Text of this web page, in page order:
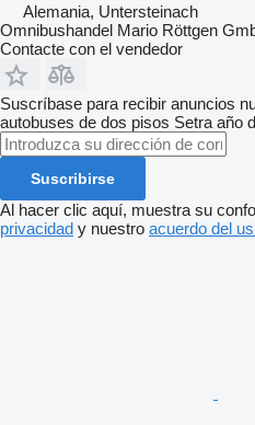
Alemania, Untersteinach
Omnibushandel Mario Röttgen
Contacte con el vendedor
Suscríbase para recibir anuncios
autobuses de dos pisos Setra año
Suscribirse
Al hacer clic aquí, muestra su
privacidad y nuestro acuerdo del